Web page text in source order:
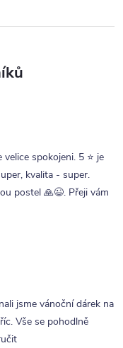
spokojeni. 5 ⭐ je
kvalita - super.
postel 🙏😉. Přeji vám
jsme vánoční dárek na
Vše se pohodlně